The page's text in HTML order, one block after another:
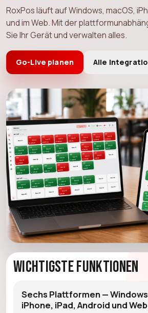
RoxPos läuft auf Windows, macOS,
und im Web. Mit der
Sie Ihr Gerät und verwalten alles.
Go-Live planen Alle
Wichtigste Funktionen
Sechs Plattformen —
iPhone, iPad, Android und